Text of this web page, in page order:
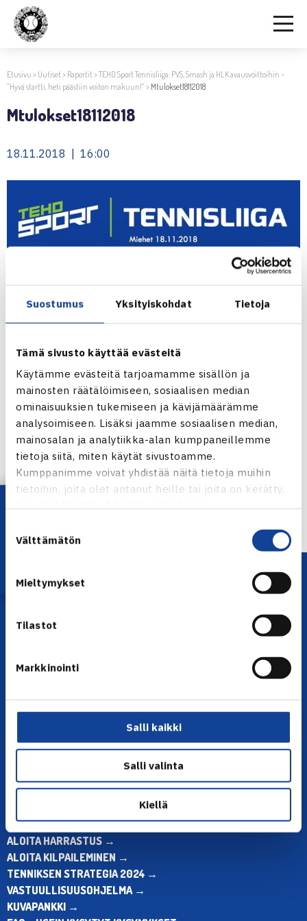
Suostumus Yksityiskohdat Tietoja
Tämä sivusto käyttää evästeitä
Käytämme evästeitä tarjoamamme sisällön ja
mainosten räätälöimiseen, sosiaalisen median
ominaisuuksien tukemiseen ja kävijämäärämme
analysoimiseen. Lisäksi jaamme sosiaalisen median,
mainosalan ja analytiikka-alan kumppaneillemme
tietoja siitä, miten käytät sivustoamme.
Kumppanimme voivat yhdistää näitä tietoja muihin
tietoihin, joita olet antanut heille tai joita on kerätty,
valinta
Välttämätön
Mieltymykset
Tilastot
Markkinointi
Salli kaikki
Salli valinta
Kiellä
Etusivu > Uutiset> Raportit>TEHO Sport Tennisliiga: PVS, Smash ja HLK avausvoittoihin –
”Hyvä startti, heti päästiin voiton makuun!” > Mtulokset18112018
Mtulokset18112018
18.11.2018 | 16:00
Jaa:
← Edellinen
Lataa OmaTennis!
YHTEYSTIEDOT
Olympiastadion, Paavo Nurmen tie 1, 00250 Helsinki
ma-pe klo 10.00-12.00
Muina aikoina olkaa yhteydessä
sähköpostitse: toimisto@tennis.fi
ALOITA HARRASTUS →
ALOITA KILPAILEMINEN →
TENNIKSEN STRATEGIA 2024 →
VASTUULLISUUSOHJELMA →
KUVAPANKKI →